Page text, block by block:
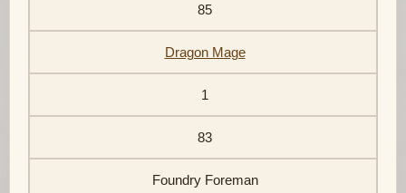
85
Dragon Mage
1
83
Foundry Foreman